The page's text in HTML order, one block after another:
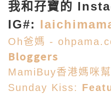
我和孖寶的
IG#:
Oh爸媽 -
Bloggers
MamiBuy香港媽咪幫
Sunday Kiss: